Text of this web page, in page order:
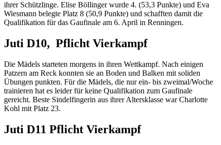
ihrer Schützlinge. Elise Böllinger wurde 4. (53,3 Punkte) und Eva
Wiesmann belegte Platz 8 (50,9 Punkte) und schafften damit die
Qualifikation für das Gaufinale am 6. April in Renningen.
Juti D10, Pflicht Vierkampf
Die Mädels starteten morgens in ihren Wettkampf. Nach einigen
Patzern am Reck konnten sie an Boden und Balken mit soliden
Übungen punkten. Für die Mädels, die nur ein- bis zweimal/Woche
trainieren hat es leider für keine Qualifikation zum Gaufinale
gereicht. Beste Sindelfingerin aus ihrer Altersklasse war Charlotte
Kohl mit Platz 23.
Juti D11 Pflicht Vierkampf